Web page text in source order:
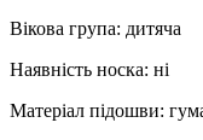
Вікова група: дитяча
Наявність носка: ні
Матеріал підошви: